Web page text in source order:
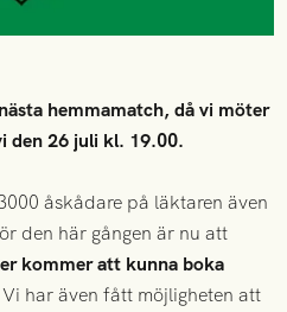
hemmamatch, då vi möter
den 26 juli kl. 19.00.
åskådare på läktaren även
den här gången är nu att
kommer att kunna boka
Vi har även fått möjligheten att